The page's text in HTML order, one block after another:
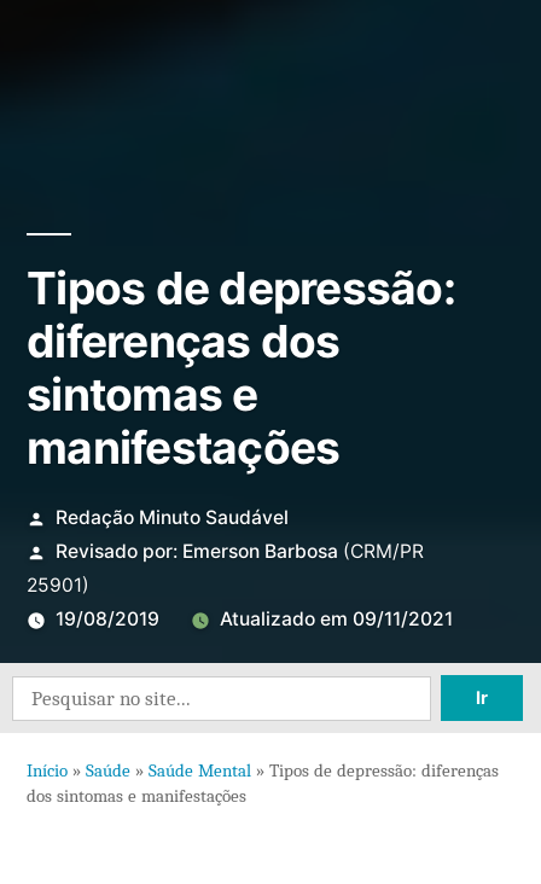
Tipos de depressão:
diferenças dos
sintomas e
manifestações
Redação Minuto Saudável
Revisado por: Emerson Barbosa (CRM/PR
25901)
19/08/2019
Atualizado em 09/11/2021
2
Tipos
Search
for:
Início » Saúde » Saúde Mental » Tipos de depressão: diferenças
dos sintomas e manifestações